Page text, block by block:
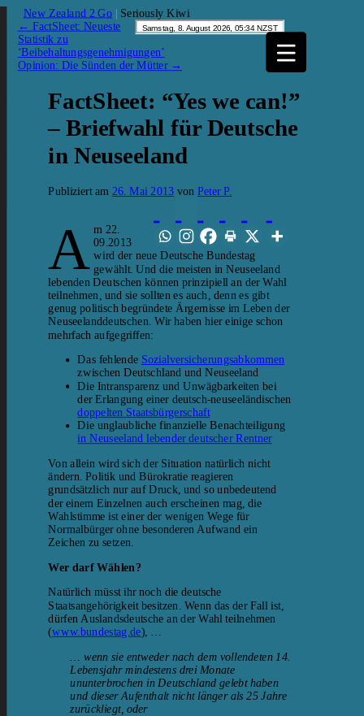
New Zealand 2 Go | Seriously Kiwi
← FactSheet: Neueste
Statistik zu
‘Beibehaltungsgenehmigungen’
Opinion: Die Sünden der Mütter →
FactSheet: “Yes we can!”
– Briefwahl für Deutsche
in Neuseeland
Publiziert am 26. Mai 2013 von Peter P.
A m 22.
09.2013
wird der neue Deutsche Bundestag
gewählt. Und die meisten in Neuseeland
lebenden Deutschen können prinzipiell an der Wahl
teilnehmen, und sie sollten es auch, denn es gibt
genug politisch begründete Ärgernisse im Leben der
Neuseelanddeutschen. Wir haben hier einige schon
mehrfach aufgegriffen:
Das fehlende Sozialversicherungsabkommen
zwischen Deutschland und Neuseeland
Die Intransparenz und Unwägbarkeiten bei
der Erlangung einer deutsch-neuseeländischen
doppelten Staatsbürgerschaft
Die unglaubliche finanzielle Benachteiligung
in Neuseeland lebender deutscher Rentner
Von allein wird sich der Situation natürlich nicht
ändern. Politik und Bürokratie reagieren
grundsätzlich nur auf Druck, und so unbedeutend
der einem Einzelnen auch erscheinen mag, die
Wahlstimme ist einer der wenigen Wege für
Normalbürger ohne besonderen Aufwand ein
Zeichen zu setzen.
Wer darf Wählen?
Natürlich müsst ihr noch die deutsche
Staatsangehörigkeit besitzen. Wenn das der Fall ist,
dürfen Auslandsdeutsche an der Wahl teilnehmen
(www.bundestag.de), …
… wenn sie entweder nach dem vollendeten 14.
Lebensjahr mindestens drei Monate
ununterbrochen in Deutschland gelebt haben
und dieser Aufenthalt nicht länger als 25 Jahre
zurückliegt, oder